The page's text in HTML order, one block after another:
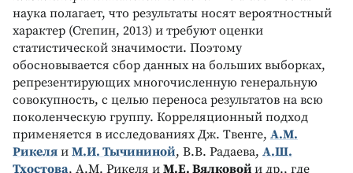
наука полагает, что результаты носят вероятностный
характер (Степин, 2013) и требуют оценки
статистической значимости. Поэтому
обосновывается сбор данных на больших выборках,
репрезентирующих многочисленную генеральную
совокупность, с целью переноса результатов на всю
поколенческую группу. Корреляционный подход
применяется в исследованиях Дж. Твенге, А.М.
Рикеля и М.И. Тычининой, В.В. Радаева, А.Ш.
Тхостова, А.М. Рикеля и М.Е. Вялковой и др., где